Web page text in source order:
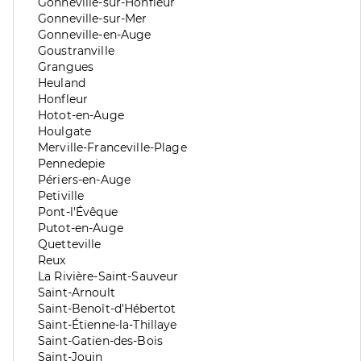
division
de
division
Zone
de
division
Gonneville-sur-Mer
Zone
de
division
Gonneville-en-Auge
Zone
de
division
Goustranville
Zone
de
division
Grangues
Zone
de
division
Heuland
Zone
de
division
Honfleur
Zone
de
division
Hotot-en-Auge
Zone
de
division
Houlgate
Zone
de
division
Merville-Franceville-Plage
Zone
de
division
Pennedepie
Zone
de
division
Périers-en-Auge
Zone
de
division
Petiville
Zone
de
division
Pont-l'Évêque
Zone
de
division
Putot-en-Auge
Zone
de
division
Quetteville
Zone
de
division
Reux
Zone
de
division
La Rivière-Saint-Sauveur
Zone
de
division
Saint-Arnoult
Zone
de
division
Saint-Benoît-d'Hébertot
Zone
de
division
Saint-Étienne-la-Thillaye
Zone
de
Saint-Gatien-des-Bois
Zone
Saint-Jouin